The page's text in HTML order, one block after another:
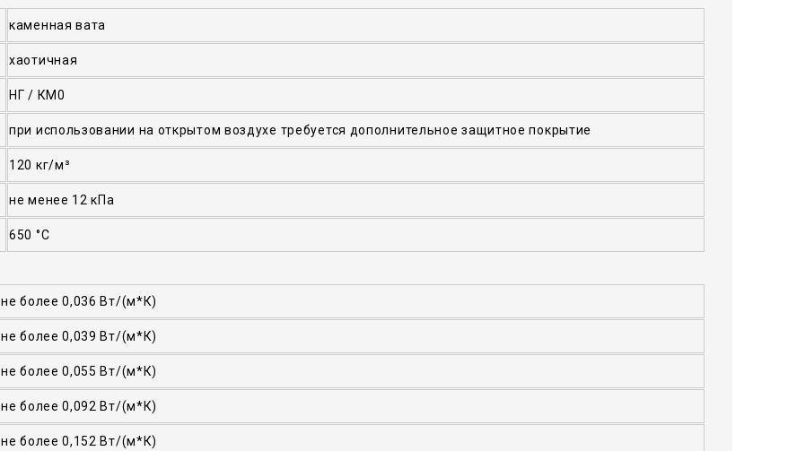
каменная вата
хаотичная
НГ / КМ0
при использовании на открытом воздухе требуется дополнительное защитное покрытие
120 кг/м³
не менее 12 кПа
650 °C
не более 0,036 Вт/(м*К)
не более 0,039 Вт/(м*К)
не более 0,055 Вт/(м*К)
не более 0,092 Вт/(м*К)
не более 0,152 Вт/(м*К)